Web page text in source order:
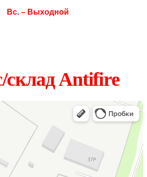
Вс. – Выходной
Antifire